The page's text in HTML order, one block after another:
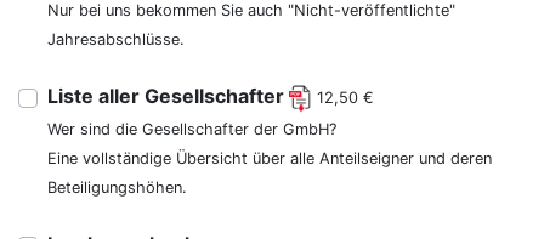
Nur bei uns bekommen Sie auch "Nicht-veröffentlichte"
Jahresabschlüsse.
Liste aller Gesellschafter
12,50 €
Wer sind die Gesellschafter der GmbH?
Eine vollständige Übersicht über alle Anteilseigner und deren
Beteiligungshöhen.